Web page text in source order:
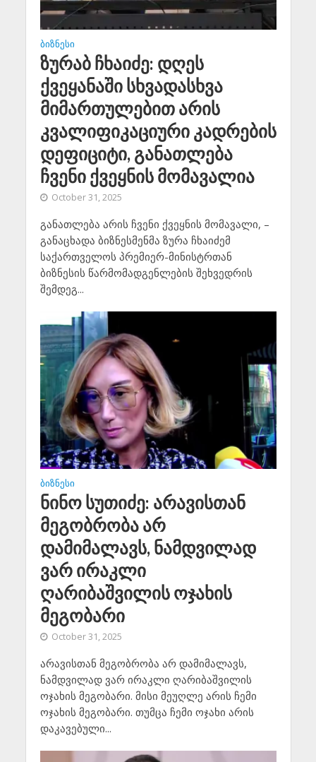
ᲑᲘᲖᲜᲔᲡᲘ
ზურაბ ჩხაიძე: დღეს
ქვეყანაში სხვადასხვა
მიმართულებით არის
კვალიფიკაციური კადრების
დეფიციტი, განათლება
ჩვენი ქვეყნის მომავალია
October 31, 2025
განათლება არის ჩვენი ქვეყნის მომავალი, –
განაცხადა ბიზნესმენმა ზურა ჩხაიძემ
საქართველოს პრემიერ-მინისტრთან
ბიზნესის წარმომადგენლების შეხვედრის
შემდეგ...
ᲑᲘᲖᲜᲔᲡᲘ
ნინო სუთიძე: არავისთან
მეგობრობა არ
დამიმალავს, ნამდვილად
ვარ ირაკლი
ღარიბაშვილის ოჯახის
მეგობარი
October 31, 2025
არავისთან მეგობრობა არ დამიმალავს,
ნამდვილად ვარ ირაკლი ღარიბაშვილის
ოჯახის მეგობარი. მისი მეუღლე არის ჩემი
ოჯახის მეგობარი. თუმცა ჩემი ოჯახი არის
დაკავებული...